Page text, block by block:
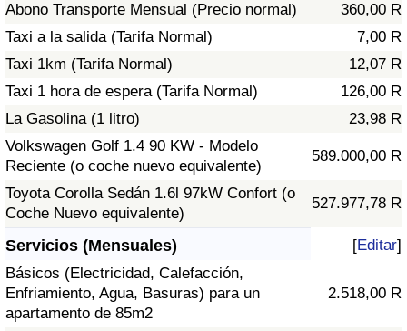
Abono Transporte Mensual (Precio normal)
360,00 R
Taxi a la salida (Tarifa Normal)
7,00 R
Taxi 1km (Tarifa Normal)
12,07 R
Taxi 1 hora de espera (Tarifa Normal)
126,00 R
La Gasolina (1 litro)
23,98 R
Volkswagen Golf 1.4 90 KW - Modelo
Reciente (o coche nuevo equivalente)
589.000,00 R
Toyota Corolla Sedán 1.6l 97kW Confort (o
Coche Nuevo equivalente)
527.977,78 R
Servicios (Mensuales) [Editar]
Básicos (Electricidad, Calefacción,
Enfriamiento, Agua, Basuras) para un
apartamento de 85m2
2.518,00 R